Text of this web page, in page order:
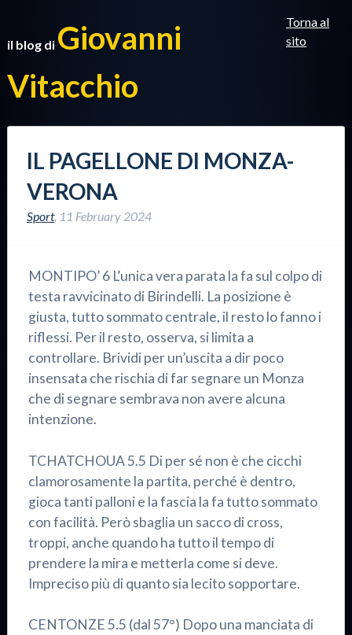
il blog di Giovanni
Vitacchio
Torna al
sito
IL PAGELLONE DI MONZA-
VERONA
Sport, 11 February 2024
MONTIPO’ 6 L’unica vera parata la fa sul colpo di
testa ravvicinato di Birindelli. La posizione è
giusta, tutto sommato centrale, il resto lo fanno i
riflessi. Per il resto, osserva, si limita a
controllare. Brividi per un’uscita a dir poco
insensata che rischia di far segnare un Monza
che di segnare sembrava non avere alcuna
intenzione.
TCHATCHOUA 5.5 Di per sé non è che cicchi
clamorosamente la partita, perché è dentro,
gioca tanti palloni e la fascia la fa tutto sommato
con facilità. Però sbaglia un sacco di cross,
troppi, anche quando ha tutto il tempo di
prendere la mira e metterla come si deve.
Impreciso più di quanto sia lecito sopportare.
CENTONZE 5.5 (dal 57°) Dopo una manciata di